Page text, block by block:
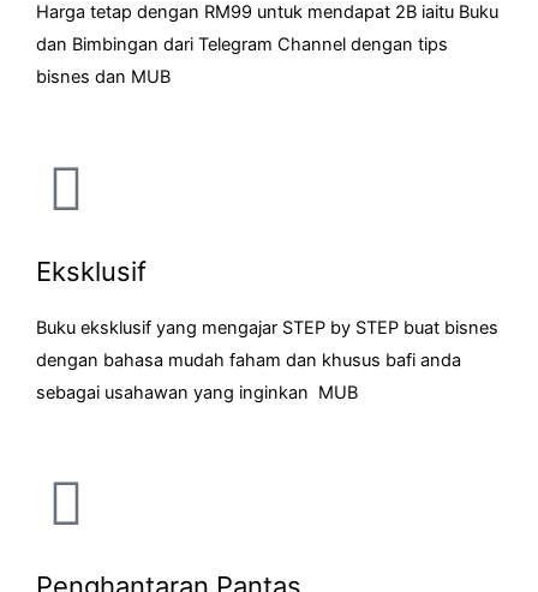
Harga tetap dengan RM99 untuk mendapat 2B iaitu Buku
dan Bimbingan dari Telegram Channel dengan tips
bisnes dan MUB
Eksklusif
Buku eksklusif yang mengajar STEP by STEP buat bisnes
dengan bahasa mudah faham dan khusus bafi anda
sebagai usahawan yang inginkan MUB